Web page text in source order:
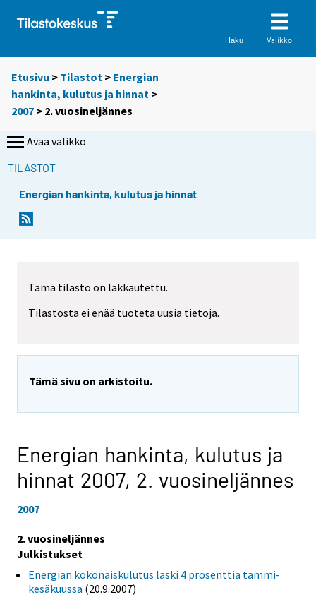
Haku Valikko
Etusivu > Tilastot > Energian
hankinta, kulutus ja hinnat >
2007 > 2. vuosineljännes
Avaa valikko
TILASTOT
Energian hankinta, kulutus ja hinnat
Tämä tilasto on lakkautettu.
Tilastosta ei enää tuoteta uusia tietoja.
Tämä sivu on arkistoitu.
Energian hankinta, kulutus ja
hinnat 2007, 2. vuosineljännes
2007
2. vuosineljännes
Julkistukset
Energian kokonaiskulutus laski 4 prosenttia tammi-
kesäkuussa (20.9.2007)